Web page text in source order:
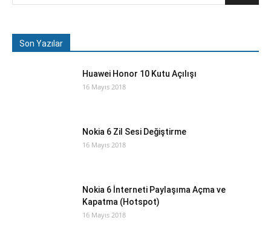
Son Yazılar
Huawei Honor 10 Kutu Açılışı
16 Mayıs 2018
Nokia 6 Zil Sesi Değiştirme
16 Mayıs 2018
Nokia 6 İnterneti Paylaşıma Açma ve
Kapatma (Hotspot)
16 Mayıs 2018